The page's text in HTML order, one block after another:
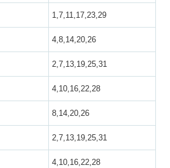
1,7,11,17,23,29
4,8,14,20,26
2,7,13,19,25,31
4,10,16,22,28
8,14,20,26
2,7,13,19,25,31
4,10,16,22,28